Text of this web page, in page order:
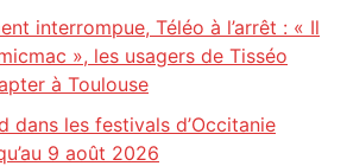
interrompue, Téléo à l’arrêt : « Il
», les usagers de Tisséo
à Toulouse
dans les festivals d’Occitanie
9 août 2026